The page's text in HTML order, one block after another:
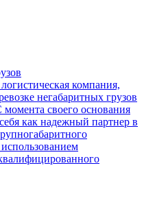
компания,
негабаритных грузов
своего основания
как надежный партнер в